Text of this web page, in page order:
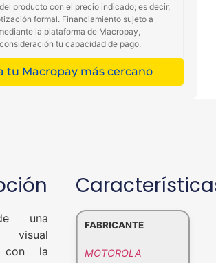
producto con el precio indicado; es decir,
formal. Financiamiento sujeto a
la plataforma de Macropay,
tu capacidad de pago.
tu Macropay más cercano
una
visual
con la
FABRICANTE
MOTOROLA